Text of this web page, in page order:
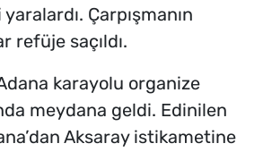
Çarpışmanın
refüje saçıldı.
karayolu organize
meydana geldi. Edinilen
Aksaray istikametine